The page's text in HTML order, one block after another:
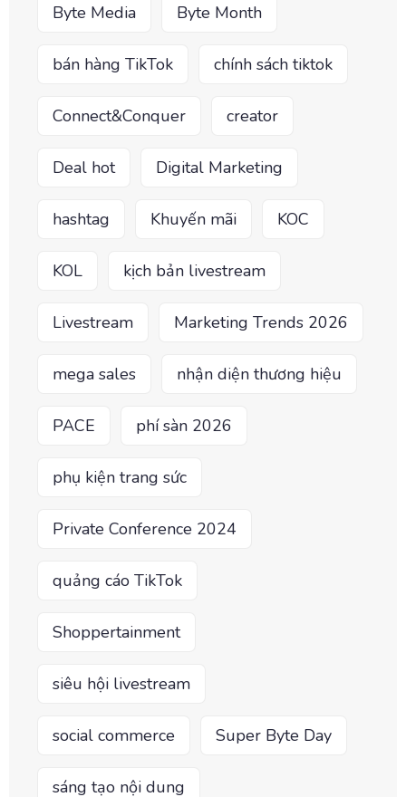
Byte Media Byte Month
bán hàng TikTok chính sách tiktok
Connect&Conquer creator
Deal hot Digital Marketing
hashtag Khuyến mãi KOC
KOL kịch bản livestream
Livestream Marketing Trends 2026
mega sales nhận diện thương hiệu
PACE phí sàn 2026
phụ kiện trang sức
Private Conference 2024
quảng cáo TikTok
Shoppertainment
siêu hội livestream
social commerce Super Byte Day
sáng tạo nội dung